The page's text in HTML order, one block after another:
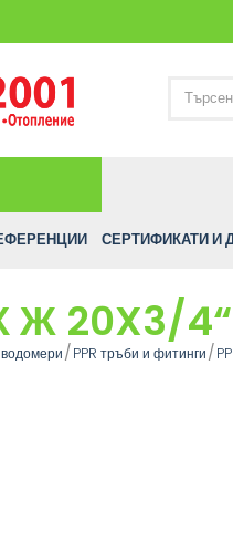
СЕРТИФИКАТИ И
Ж 20X3/4“
PPR тръби и фитинги